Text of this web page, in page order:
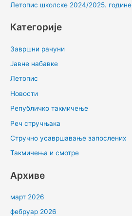
Летопис школске 2024/2025. године
Категорије
Завршни рачуни
Јавне набавке
Летопис
Новости
Републичко такмичење
Реч стручњака
Стручно усавршавање запослених
Такмичења и смотре
Архиве
март 2026
фебруар 2026